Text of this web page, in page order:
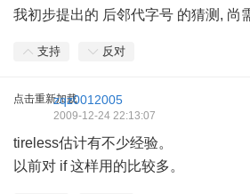
我初步提出的 后邻代字号 的猜测, 尚
支持 反对
点击重新加载zqz0012005
2009-12-24 22:13:07
tireless估计有不少经验。
以前对 if 这样用的比较多。